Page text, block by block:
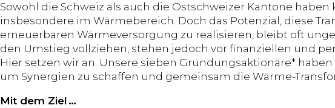
Sowohl die Schweiz als auch die Ostschweizer Kantone haben
insbesondere im Wärmebereich. Doch das Potenzial, diese
erneuerbaren Wärmeversorgung zu realisieren, bleibt oft
den Umstieg vollziehen, stehen jedoch vor finanziellen und
Hier setzen wir an. Unsere sieben Gründungsaktionäre*
um Synergien zu schaffen und gemeinsam die Wärme-
Mit dem Ziel …